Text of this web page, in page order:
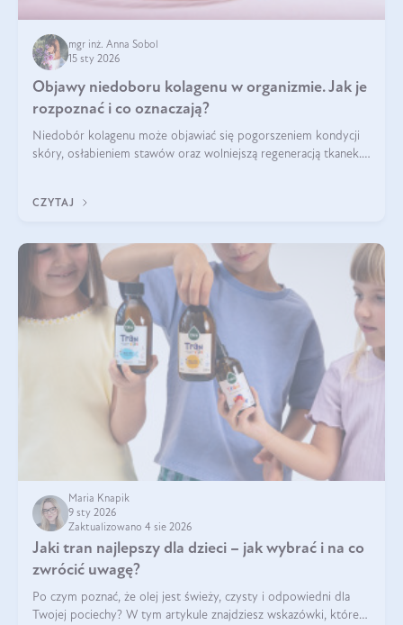
mgr inż. Anna Sobol
15 sty 2026
Objawy niedoboru kolagenu w organizmie. Jak je
rozpoznać i co oznaczają?
Niedobór kolagenu może objawiać się pogorszeniem kondycji
skóry, osłabieniem stawów oraz wolniejszą regeneracją tkanek.
osłabienie włosów.
CZYTAJ
Maria Knapik
9 sty 2026
Zaktualizowano 4 sie 2026
Jaki tran najlepszy dla dzieci – jak wybrać i na co
zwrócić uwagę?
Po czym poznać, że olej jest świeży, czysty i odpowiedni dla
Twojej pociechy? W tym artykule znajdziesz wskazówki, które